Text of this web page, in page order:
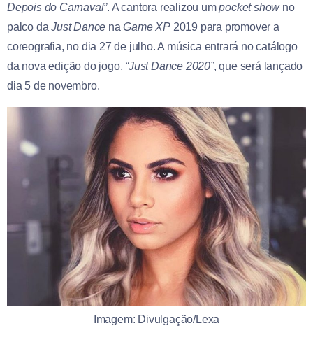
Depois do Carnaval”. A cantora realizou umpocket showno
palco daJust Dance naGame XP 2019 para promover a
coreografia, no dia 27 de julho. A música entrará no catálogo
da nova edição do jogo, “Just Dance 2020”, que será lançado
dia 5 de novembro.
Imagem: Divulgação/Lexa